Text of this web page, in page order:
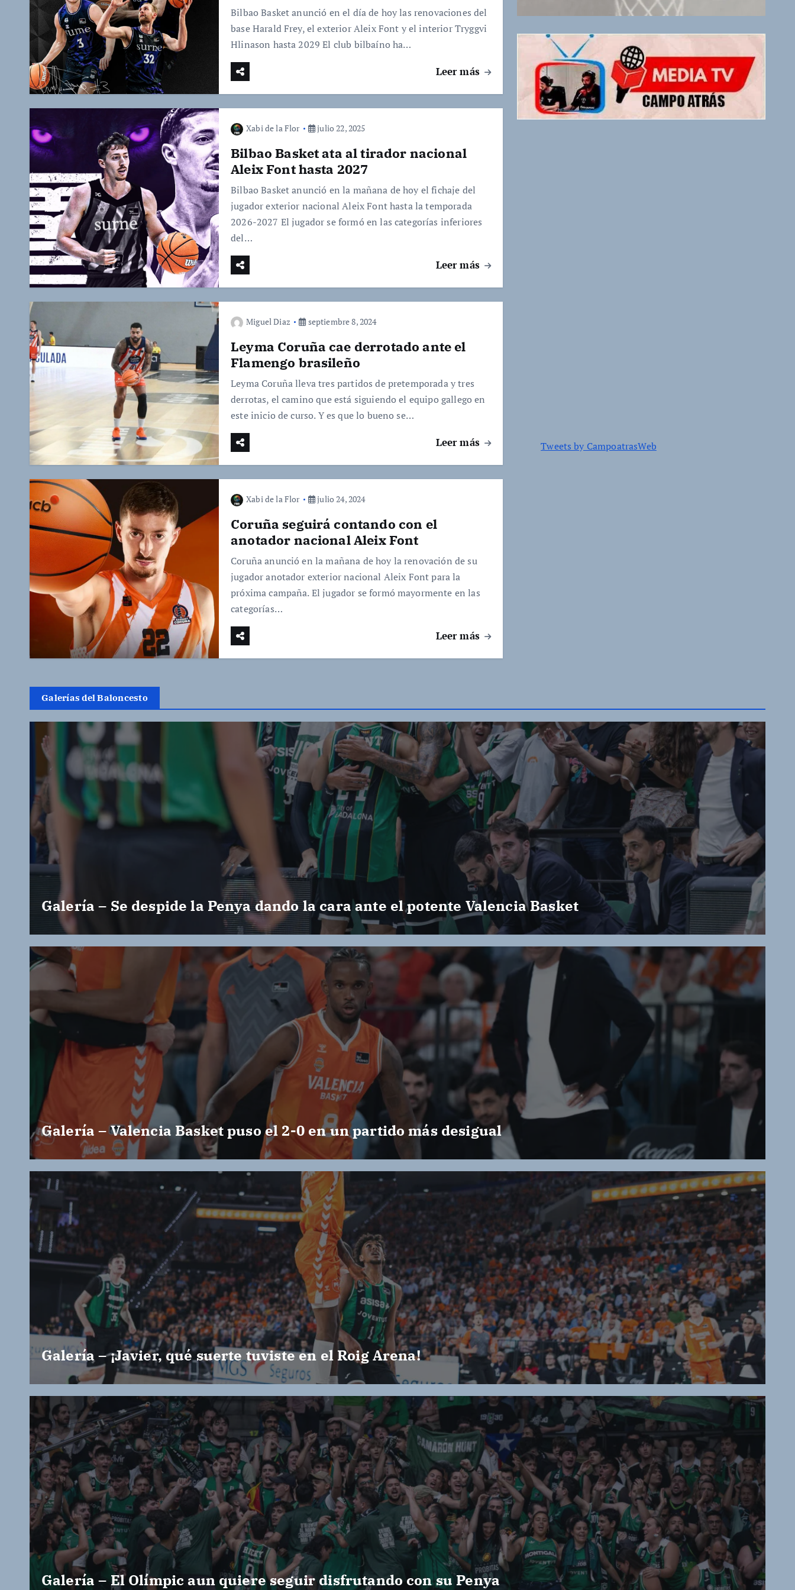
Bilbao Basket anunció en el día de hoy las renovaciones del
base Harald Frey, el exterior Aleix Font y el interior Tryggvi
Hlinason hasta 2029 El club bilbaíno ha…
Leer más
Xabi de la Flor julio 22, 2025
Bilbao Basket ata al tirador nacional
Aleix Font hasta 2027
Bilbao Basket anunció en la mañana de hoy el fichaje del
jugador exterior nacional Aleix Font hasta la temporada
2026-2027 El jugador se formó en las categorías inferiores
del…
Leer más
Miguel Diaz septiembre 8, 2024
Leyma Coruña cae derrotado ante el
Flamengo brasileño
Leyma Coruña lleva tres partidos de pretemporada y tres
derrotas, el camino que está siguiendo el equipo gallego en
este inicio de curso. Y es que lo bueno se…
Leer más
Xabi de la Flor julio 24, 2024
Coruña seguirá contando con el
anotador nacional Aleix Font
Coruña anunció en la mañana de hoy la renovación de su
jugador anotador exterior nacional Aleix Font para la
próxima campaña. El jugador se formó mayormente en las
categorías…
Leer más
Tweets by CampoatrasWeb
Galerías del Baloncesto
Galería – Se despide la Penya dando la cara ante el potente Valencia Basket
Galería – Valencia Basket puso el 2-0 en un partido más desigual
Galería – ¡Javier, qué suerte tuviste en el Roig Arena!
Galería – El Olímpic aun quiere seguir disfrutando con su Penya